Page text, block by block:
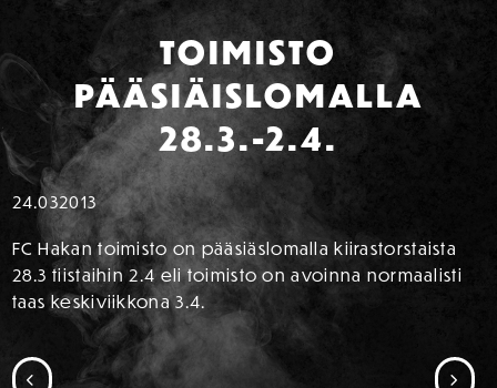
TOIMISTO
PÄÄSIÄISLOMALLA
28.3.-2.4.
24.032013
FC Hakan toimisto on pääsiäslomalla kiirastorstaista
28.3 tiistaihin 2.4 eli toimisto on avoinna normaalisti
taas keskiviikkona 3.4.
SIIRRY EDELLISEEN